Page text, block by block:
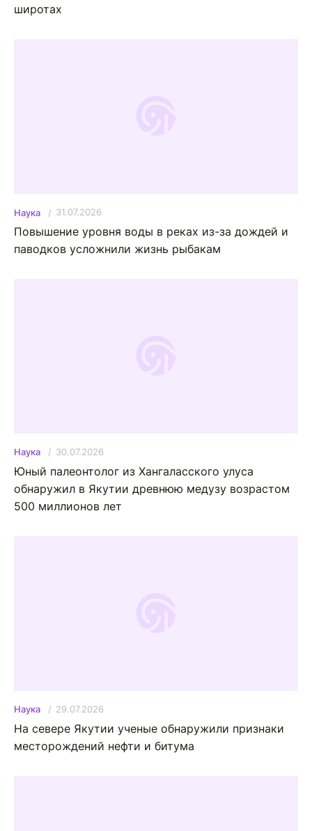
широтах
Наука 31.07.2026
Повышение уровня воды в реках из-за дождей и
паводков усложнили жизнь рыбакам
Наука 30.07.2026
Юный палеонтолог из Хангаласского улуса
обнаружил в Якутии древнюю медузу возрастом
500 миллионов лет
Наука 29.07.2026
На севере Якутии ученые обнаружили признаки
месторождений нефти и битума